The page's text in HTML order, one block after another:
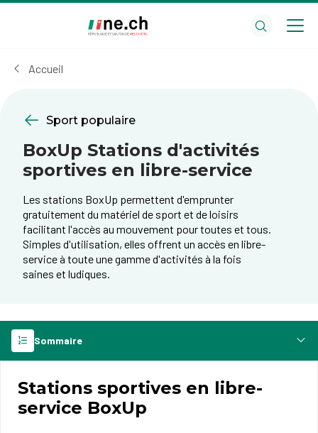
cookies
Accueil
Sport populaire
BoxUp Stations d'activités
sportives en libre-service
Les stations BoxUp permettent d'emprunter
gratuitement du matériel de sport et de loisirs
facilitant l'accès au mouvement pour toutes et tous.
Simples d'utilisation, elles offrent un accès en libre-
service à toute une gamme d'activités à la fois
saines et ludiques.
Sommaire
Stations sportives en libre-
service BoxUp